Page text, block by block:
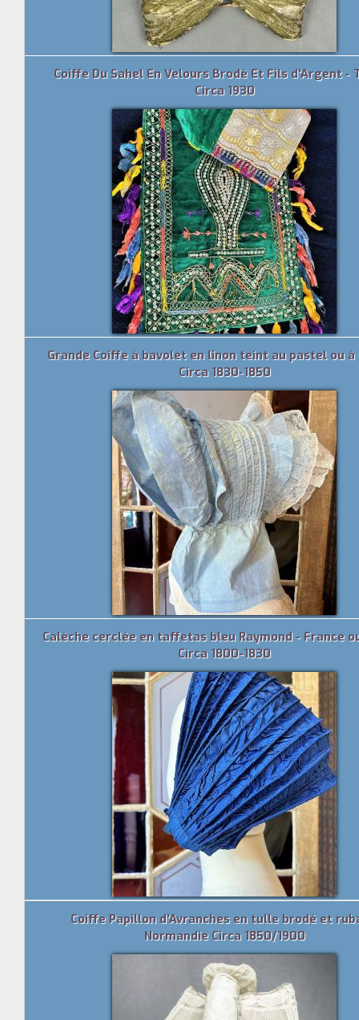
Coiffe Du Sahel En Velours Brodé Et Fils d'Argent -
Circa 1930
Grande Coiffe à bavolet en linon teint au pastel ou
Circa 1830-1850
Calèche cerclée en taffetas bleu Raymond - France
Circa 1800-1830
Coiffe Papillon d'Avranches en tulle brodé et
Normandie Circa 1850/1900